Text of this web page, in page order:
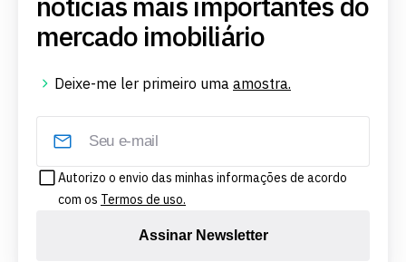
mercado imobiliário
Deixe-me ler primeiro uma amostra.
Autorizo o envio das minhas informações de acordo
com os Termos de uso.
Assinar Newsletter